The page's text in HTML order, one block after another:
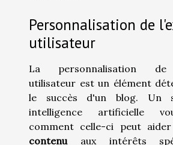
Personnalisation de
utilisateur
La personnalisation de
utilisateur est un élément
le succès d'un blog. Un
intelligence artificielle
comment celle-ci peut
contenuaux intérêts